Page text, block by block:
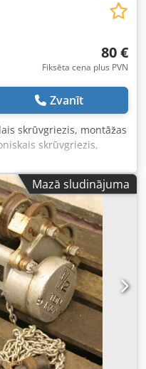
80 €
Fiksēta cena plus PVN
Zvanīt
skrūvgriezis, montāžas
skrūvgriezis,
- Nominālā jauda:
diametrs: 10 mm -
- Daudzums: 11
420/140/H80 mm -
Mazā sludinājuma